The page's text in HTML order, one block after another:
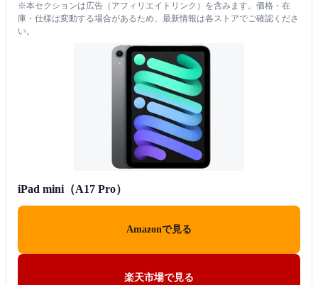
※本セクションは広告（アフィリエイトリンク）を含みます。価格・在
庫・仕様は変動する場合があるため、最新情報は各ストアでご確認くださ
い。
iPad mini（A17 Pro）
Amazonで見る
楽天市場で見る